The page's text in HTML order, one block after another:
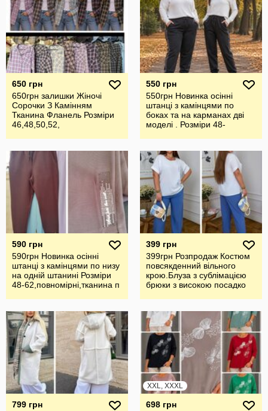
650 грн
650грн залишки Жіночі
Сорочки З Камінням
Тканина Фланель Розміри
46,48,50,52,
550 грн
550грн Новинка осінні
штанці з камінцями по
боках та на карманах дві
моделі . Розміри 48-
590 грн
590грн Новинка осінні
штанці з камінцями по низу
на одній штанині Розміри
48-62,повномірні,тканина п
399 грн
399грн Розпродаж Костюм
повсякденний вільного
крою.Блуза з сублімацією
брюки з високою посадко
799 грн
XXL, XXXL
698 грн